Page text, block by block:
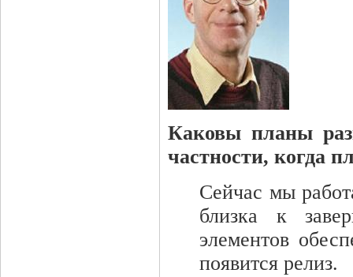
Каковы планы
частности, когда
Сейчас мы
близка к
элементов
появится релиз.